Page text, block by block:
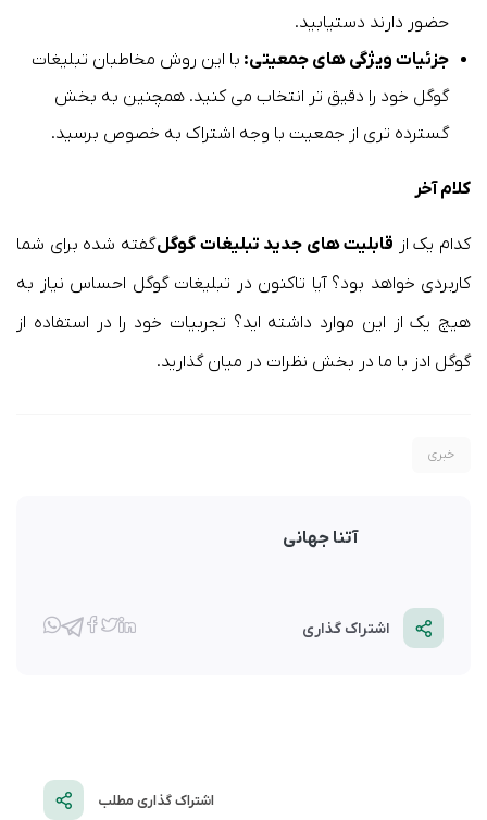
حضور دارند دستیابید.
جزئیات ویژگی های جمعیتی: با این روش مخاطبان تبلیغات
گوگل خود را دقیق تر انتخاب می کنید. همچنین به بخش
گسترده تری از جمعیت با وجه اشتراک به خصوص برسید.
کلام آخر
کدام یک از قابلیت های جدید تبلیغات گوگلگفته شده برای شما
کاربردی خواهد بود؟ آیا تاکنون در تبلیغات گوگل احساس نیاز به
هیچ یک از این موارد داشته اید؟ تجربیات خود را در استفاده از
گوگل ادز با ما در بخش نظرات در میان گذارید.
خبری
آتنا جهانی
اشتراک گذاری
اشتراک گذاری مطلب